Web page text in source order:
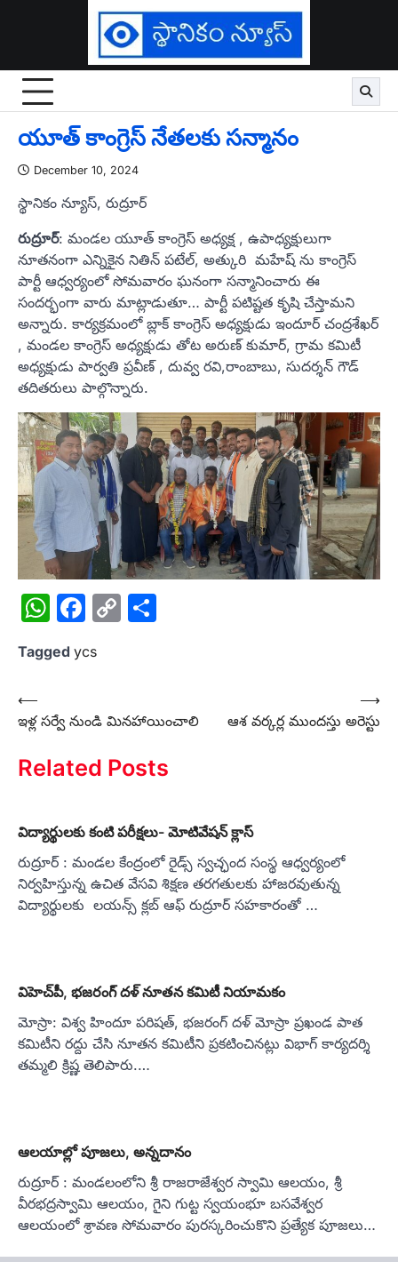
యూత్ కాంగ్రెస్ నేతలకు సన్మానం
December 10, 2024
స్థానికం న్యూస్, రుద్రూర్
రుద్రూర్: మండల యూత్ కాంగ్రెస్ అధ్యక్ష , ఉపాధ్యక్షులుగా
నూతనంగా ఎన్నికైన నితిన్ పటేల్, అత్కురి మహేష్ ను కాంగ్రెస్
పార్టీ ఆధ్వర్యంలో సోమవారం ఘనంగా సన్మానించారు ఈ
సందర్భంగా వారు మాట్లాడుతూ… పార్టీ పటిష్టత కృషి చేస్తామని
అన్నారు. కార్యక్రమంలో బ్లాక్ కాంగ్రెస్ అధ్యక్షుడు ఇందూర్ చంద్రశేఖర్
, మండల కాంగ్రెస్ అధ్యక్షుడు తోట అరుణ్ కుమార్, గ్రామ కమిటీ
అధ్యక్షుడు పార్వతి ప్రవీణ్ , దువ్వ రవి,రాంబాబు, సుదర్శన్ గౌడ్
తదితరులు పాల్గొన్నారు.
WhatsApp
Facebook
Copy
Tagged ycs
Post
navigation
⟵
ఇళ్ల సర్వే నుండి మినహాయించాలి
ఆశ వర్కర్ల ముందస్తు అరెస్టు
⟶
Related Posts
విద్యార్థులకు కంటి పరీక్షలు- మోటివేషన్ క్లాస్
రుద్రూర్ : మండల కేంద్రంలో రైడ్స్ స్వచ్ఛంద సంస్థ ఆధ్వర్యంలో
నిర్వహిస్తున్న ఉచిత వేసవి శిక్షణ తరగతులకు హాజరవుతున్న
విద్యార్థులకు లయన్స్ క్లబ్ ఆఫ్ రుద్రూర్ సహకారంతో …
విహెచ్‌పీ, భజరంగ్ దళ్ నూతన కమిటీ నియామకం
మోస్రా: విశ్వ హిందూ పరిషత్, భజరంగ్ దళ్ మోస్రా ప్రఖండ పాత
కమిటీని రద్దు చేసి నూతన కమిటీని ప్రకటించినట్లు విభాగ్ కార్యదర్శి
తమ్మలి క్రిష్ణ తెలిపారు.…
ఆలయాల్లో పూజలు, అన్నదానం
రుద్రూర్ : మండలంలోని శ్రీ రాజరాజేశ్వర స్వామి ఆలయం, శ్రీ
వీరభద్రస్వామి ఆలయం, గైని గుట్ట స్వయంభూ బసవేశ్వర
ఆలయంలో శ్రావణ సోమవారం పురస్కరించుకొని ప్రత్యేక పూజలు…